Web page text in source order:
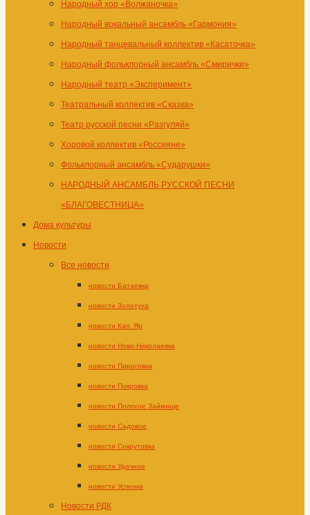
Народный хор «Волжаночка»
Народный вокальный ансамбль «Гармония»
Народный танцевальный коллектив «Касаточка»
Народный фольклорный ансамбль «Смирички»
Народный театр «Эксперимент»
Театральный коллектив «Сказка»
Театр русской песни «Разгуляй»
Хоровой коллектив «Россияне»
Фольклорный ансамбль «Сударушки»
НАРОДНЫЙ АНСАМБЛЬ РУССКОЙ ПЕСНИ
«БЛАГОВЕСТНИЦА»
Дома культуры
Новости
Все новости
новости Батаевка
новости Золотуха
новости Кап. Яр
новости Ново-Николаевка
новости Пироговка
новости Покровка
новости Пологое Займище
новости Садовое
новости Сокрутовка
новости Удачное
новости Успенка
Новости РДК